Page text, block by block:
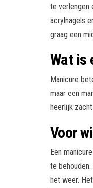
te verlengen
acrylnagels
graag een
Wat is
Manicure
maar een
heerlijk
Voor
Een
te
het weer.